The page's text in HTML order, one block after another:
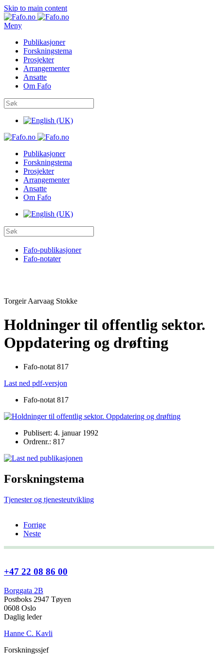
Skip to main content
Meny
Publikasjoner
Forskningstema
Prosjekter
Arrangementer
Ansatte
Om Fafo
Publikasjoner
Forskningstema
Prosjekter
Arrangementer
Ansatte
Om Fafo
Fafo-publikasjoner
Fafo-notater
Torgeir Aarvaag Stokke
Holdninger til offentlig sektor.
Oppdatering og drøfting
Fafo-notat 817
Last ned pdf-versjon
Fafo-notat 817
Publisert: 4. januar 1992
Ordrenr.: 817
Forskningstema
Tjenester og tjenesteutvikling
Forrige
Neste
+47 22 08 86 00
Borggata 2B
Postboks 2947 Tøyen
0608 Oslo
Daglig leder
Hanne C. Kavli
Forskningssjef